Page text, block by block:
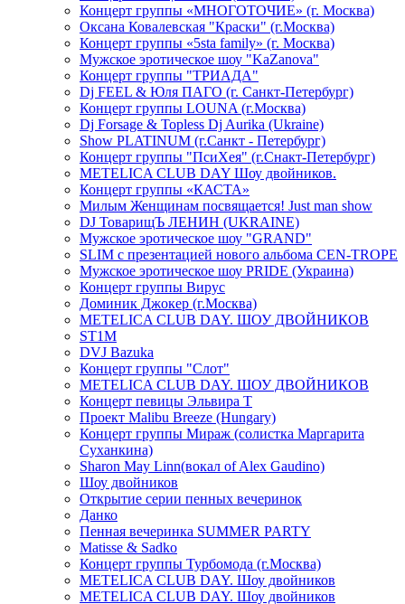
Концерт группы «МНОГОТОЧИЕ» (г. Москва)
Оксана Ковалевская "Краски" (г.Москва)
Концерт группы «5sta family» (г. Москва)
Мужское эротическое шоу "KaZanova"
Концерт группы "ТРИАДА"
Dj FEEL & Юля ПАГО (г. Санкт-Петербург)
Концерт группы LOUNA (г.Москва)
Dj Forsage & Topless Dj Aurika (Ukraine)
Show PLATINUM (г.Санкт - Петербург)
Концерт группы "ПсиХея" (г.Снакт-Петербург)
METELICA CLUB DAY Шоу двойников.
Концерт группы «КАСТА»
Милым Женщинам посвящается! Just man show
DJ ТоварищЪ ЛЕНИН (UKRAINE)
Мужское эротическое шоу "GRAND"
SLIM с презентацией нового альбома CEN-TROPE
Мужское эротическое шоу PRIDE (Украина)
Концерт группы Вирус
Доминик Джокер (г.Москва)
METELICA CLUB DAY. ШОУ ДВОЙНИКОВ
ST1M
DVJ Bazuka
Концерт группы "Слот"
METELICA CLUB DAY. ШОУ ДВОЙНИКОВ
Концерт певицы Эльвира Т
Проект Malibu Breeze (Hungary)
Концерт группы Мираж (солистка Маргарита
Суханкина)
Sharon May Linn(вокал of Alex Gaudino)
Шоу двойников
Открытие серии пенных вечеринок
Данко
Пенная вечеринка SUMMER PARTY
Matisse & Sadko
Концерт группы Турбомода (г.Москва)
METELICA CLUB DAY. Шоу двойников
METELICA CLUB DAY. Шоу двойников